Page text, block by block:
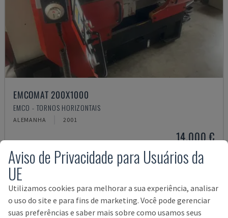
EMCOMAT 200X1000
EMCO - TORNOS HORIZONTAIS
ALEMANHA 2001
14.000 €
Aviso de Privacidade para Usuários da
UE
Utilizamos cookies para melhorar a sua experiência, analisar
o uso do site e para fins de marketing. Você pode gerenciar
suas preferências e saber mais sobre como usamos seus